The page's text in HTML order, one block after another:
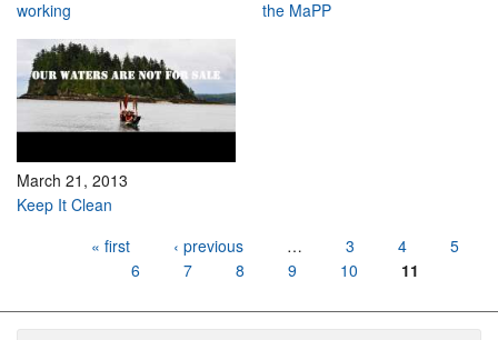
working
the MaPP
March 21, 2013
Keep It Clean
« first ‹ previous … 3 4
5
6
7 8 9 10 11